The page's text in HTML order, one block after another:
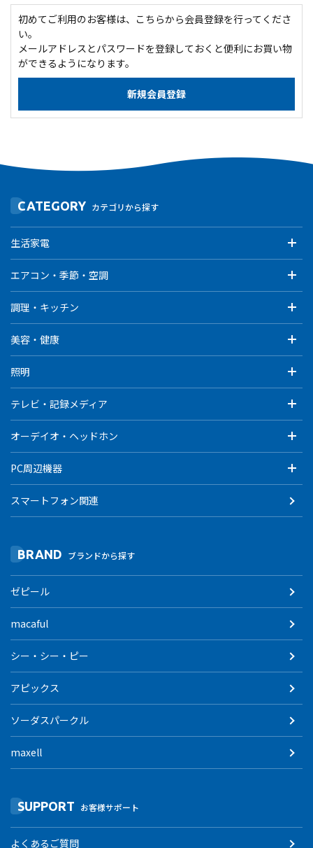
初めてご利用のお客様は、こちらから会員登録を行ってくださ
い。
メールアドレスとパスワードを登録しておくと便利にお買い物
ができるようになります。
CATEGORY カテゴリから探す
生活家電
エアコン・季節・空調
調理・キッチン
美容・健康
照明
テレビ・記録メディア
オーデイオ・ヘッドホン
PC周辺機器
スマートフォン関連
BRAND ブランドから探す
ゼピール
macaful
シー・シー・ピー
アピックス
ソーダスパークル
maxell
SUPPORT お客様サポート
よくあるご質問